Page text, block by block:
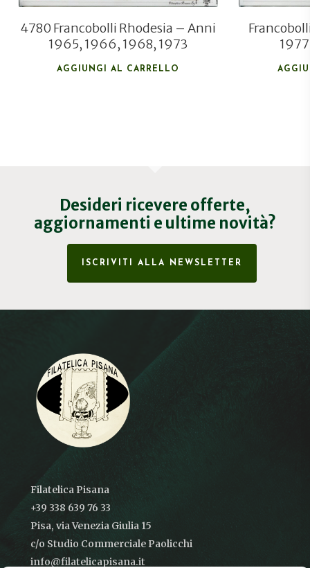
4780 Francobolli Rhodesia – Anni
1965, 1966, 1968, 1973
AGGIUNGI AL CARRELLO
Desideri ricevere offerte,
aggiornamenti e ultime novità?
ISCRIVITI ALLA NEWSLETTER
Filatelica Pisana
+39 338 639 76 33
Pisa, via Venezia Giulia 15
c/o Studio Commerciale Paolicchi
info@filatelicapisana.it